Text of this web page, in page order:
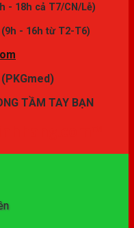
- 18h cả T7/CN/Lễ)
(9h - 16h từ T2-T6)
(PKGmed)
TẦM TAY BẠN